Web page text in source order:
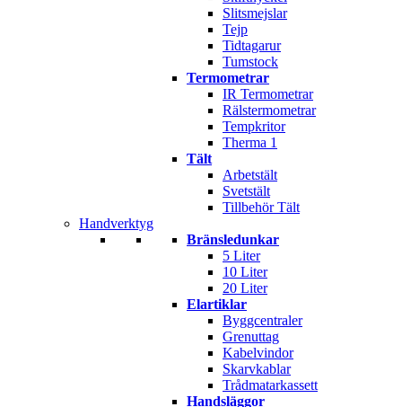
Slitsmejslar
Tejp
Tidtagarur
Tumstock
Termometrar
IR Termometrar
Rälstermometrar
Tempkritor
Therma 1
Tält
Arbetstält
Svetstält
Tillbehör Tält
Handverktyg
Bränsledunkar
5 Liter
10 Liter
20 Liter
Elartiklar
Byggcentraler
Grenuttag
Kabelvindor
Skarvkablar
Trådmatarkassett
Handsläggor